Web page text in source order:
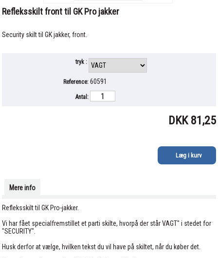
Refleksskilt front til GK Pro jakker
Security skilt til GK jakker, front.
tryk :
Reference: 60591
Antal:
DKK 81,25
Mere info
Refleksskilt til GK Pro-jakker.
Vi har fået specialfremstillet et parti skilte, hvorpå der står VAGT" i stedet for
"SECURITY".
Husk derfor at vælge, hvilken tekst du vil have på skiltet, når du køber det.